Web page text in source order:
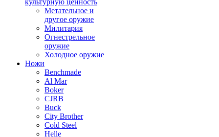
культурную ценность
Метательное и
другое оружие
Милитария
Огнестрельное
оружие
Холодное оружие
Ножи
Benchmade
Al Mar
Boker
CJRB
Buck
City Brother
Cold Steel
Helle